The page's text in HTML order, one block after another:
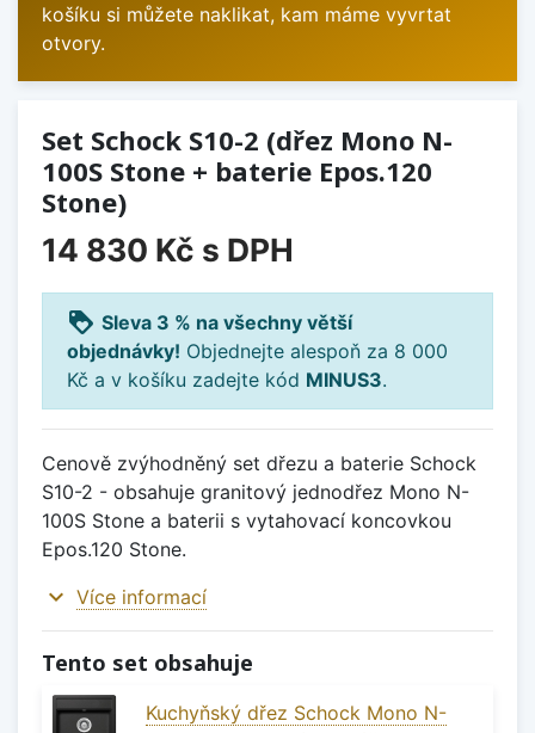
košíku si můžete naklikat, kam máme vyvrtat
otvory.
Set Schock S10-2 (dřez Mono N-
100S Stone + baterie Epos.120
Stone)
14 830 Kč s DPH
loyalty Sleva 3 % na všechny větší
objednávky! Objednejte alespoň za 8 000
Kč a v košíku zadejte kód MINUS3.
Cenově zvýhodněný set dřezu a baterie Schock
S10-2 - obsahuje granitový jednodřez Mono N-
100S Stone a baterii s vytahovací koncovkou
Epos.120 Stone.
expand_more Více informací
Tento set obsahuje
Kuchyňský dřez Schock Mono N-